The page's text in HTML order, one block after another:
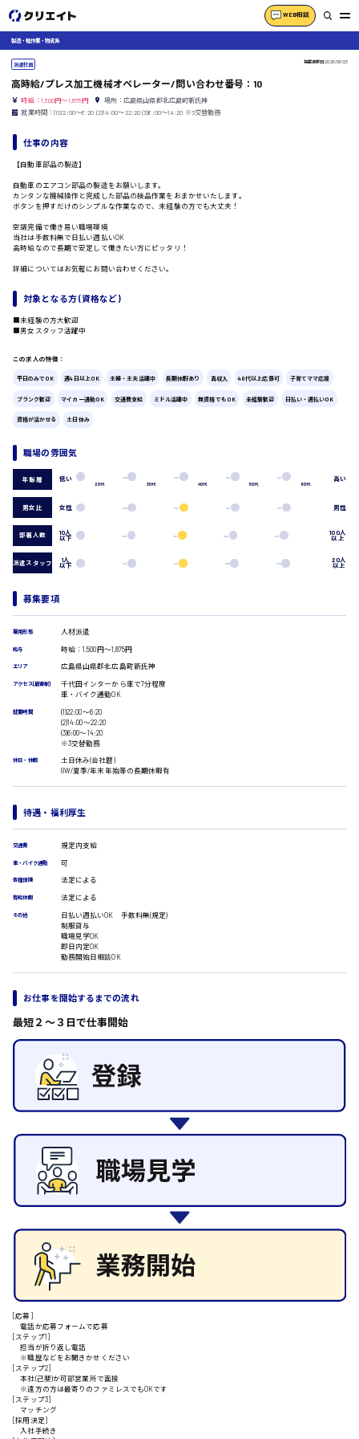
WEB相談
製造・軽作業・物流系
組立、加工
軽作業
フォークリフト
介護・医療系
介護職
看護助手
看護師
貿易事務
データ入力
コールセンターオペレーター
経理事務
営業事務
受付事務
医療事務
翻訳、通訳
IT・クリエイティブ系
WEBデザイナー
校正・編集
システムエンジニア
プログラマー
カスタマーエンジニア
販売・サービス・フード系
調理
営業
ラウンダー営業
ルート営業
その他の専門職
施設管理・整備
自動車整備士
配送・ドライバー
広島市南区
広島市佐伯区
広島市安佐南区
広島市安芸区
呉市
東広島市
安芸太田町
安芸郡
山口県
時給1300円～
時給1400円～
時給制すべて
日給8000円～
日給9000円～
日給10000円以上
製造・軽作業・物流系
派遣社員 掲載更新日2026/06/23
高時給/プレス加工機械オペレーター/問い合わせ番号：10
時給：1,500円～1,875円
場所：広島県山県郡北広島町新氏神
就業時間：(1)22:00〜6:20 (2)14:00〜22:20 (3)6:00〜14:20 ※3交替勤務
仕事の内容
【自動車部品の製造】
自動車のエアコン部品の製造をお願いします。
カンタンな機械操作と完成した部品の検品作業をおまかせいたします。
ボタンを押すだけのシンプルな作業なので、未経験の方でも大丈夫！
空調完備で働き易い職場環境
当社は手数料無で日払い週払いOK
高時給なので長期で安定して働きたい方にピッタリ！
詳細についてはお気軽にお問い合わせください。
対象となる方 (資格など)
■未経験の方大歓迎
■男女スタッフ活躍中
この求人の特徴：
平日のみでOK 週4日以上OK 主婦・主夫活躍中 長期休暇あり 高収入 40代以上応募可 子育てママ応援
ブランク歓迎 マイカー通勤OK 交通費支給 ミドル活躍中 無資格でもOK 未経験歓迎 日払い・週払いOK
資格が活かせる 土日休み
職場の雰囲気
年齢層 低い
20代 30代 40代 50代 60代
高い
男女比 女性 男性
部署人数 10人
以下
100人
以上
派遣スタッフ 1人
以下
20人
以上
募集要項
雇用形態 人材派遣
給与 時給：1,500円～1,875円
エリア 広島県山県郡北広島町新氏神
アクセス(最寄駅)
千代田インターから車で7分程度
車・バイク通勤OK
就業時間
(1)22:00〜6:20
(2)14:00〜22:20
(3)6:00〜14:20
※3交替勤務
休日・休暇
土日休み(会社暦)
GW/夏季/年末年始等の長期休暇有
待遇・福利厚生
交通費 規定内支給
車・バイク通勤 可
各種保険 法定による
有給休暇 法定による
その他
日払い週払いOK 手数料無(規定)
制服貸与
職場見学OK
即日内定OK
勤務開始日相談OK
お仕事を開始するまでの流れ
最短２〜３日で仕事開始
[応募]
電話か応募フォームで応募
[ステップ1]
担当が折り返し電話
※職歴などをお聞きかせください
[ステップ2]
本社(己斐)か可部営業所で面接
※遠方の方は最寄りのファミレスでもOKです
[ステップ3]
マッチング
[採用決定]
入社手続き